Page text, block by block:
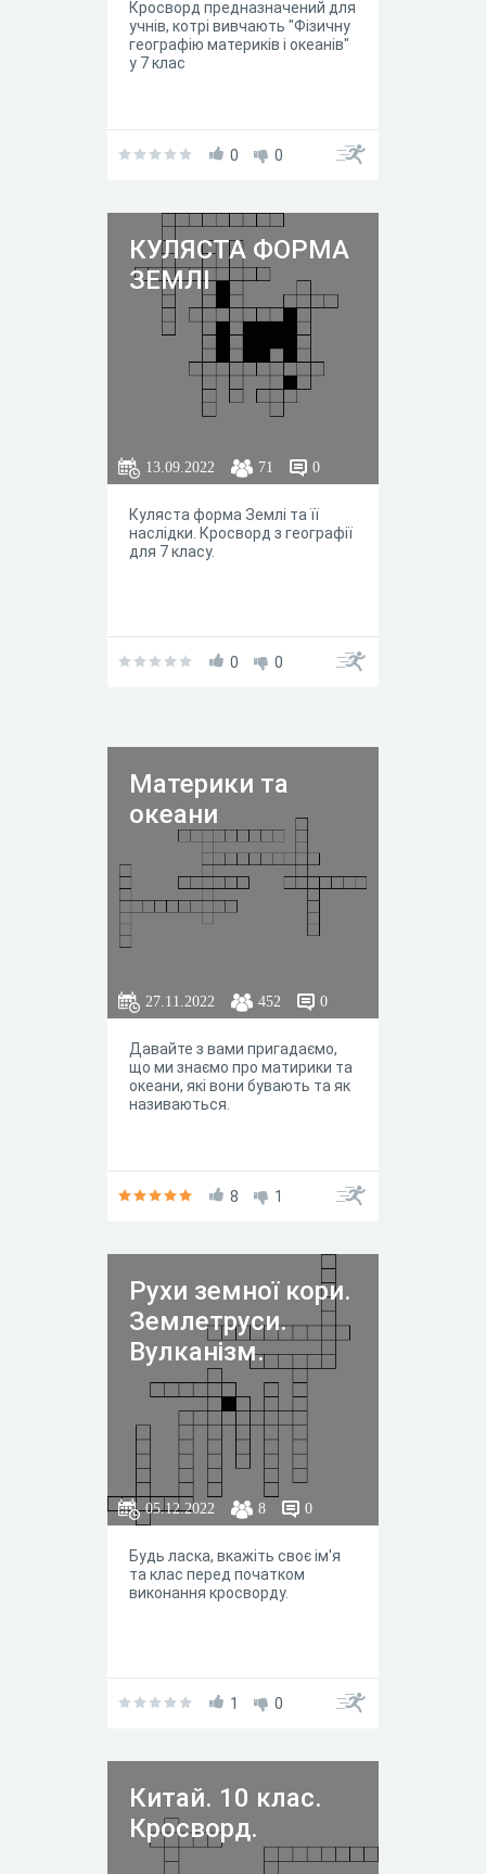
Кросворд предназначений для
учнів, котрі вивчають "Фізичну
географію материків і океанів"
у 7 клас
0 0
КУЛЯСТА ФОРМА
ЗЕМЛІ
13.09.2022 71 0
Куляста форма Землі та її
наслідки. Кросворд з географії
для 7 класу.
0 0
Материки та
океани
27.11.2022 452 0
Давайте з вами пригадаємо,
що ми знаємо про матирики та
океани, які вони бувають та як
називаються.
8 1
Рухи земної кори.
Землетруси.
Вулканізм.
05.12.2022 8 0
Будь ласка, вкажіть своє ім'я
та клас перед початком
виконання кросворду.
1 0
Китай. 10 клас.
Кросворд.